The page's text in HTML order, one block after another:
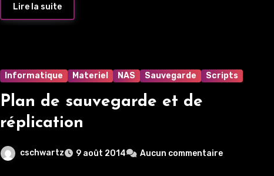
Lire la suite
Informatique Materiel NAS Sauvegarde Scripts
Plan de sauvegarde et de
réplication
cschwartz 9 août 2014 Aucun commentaire